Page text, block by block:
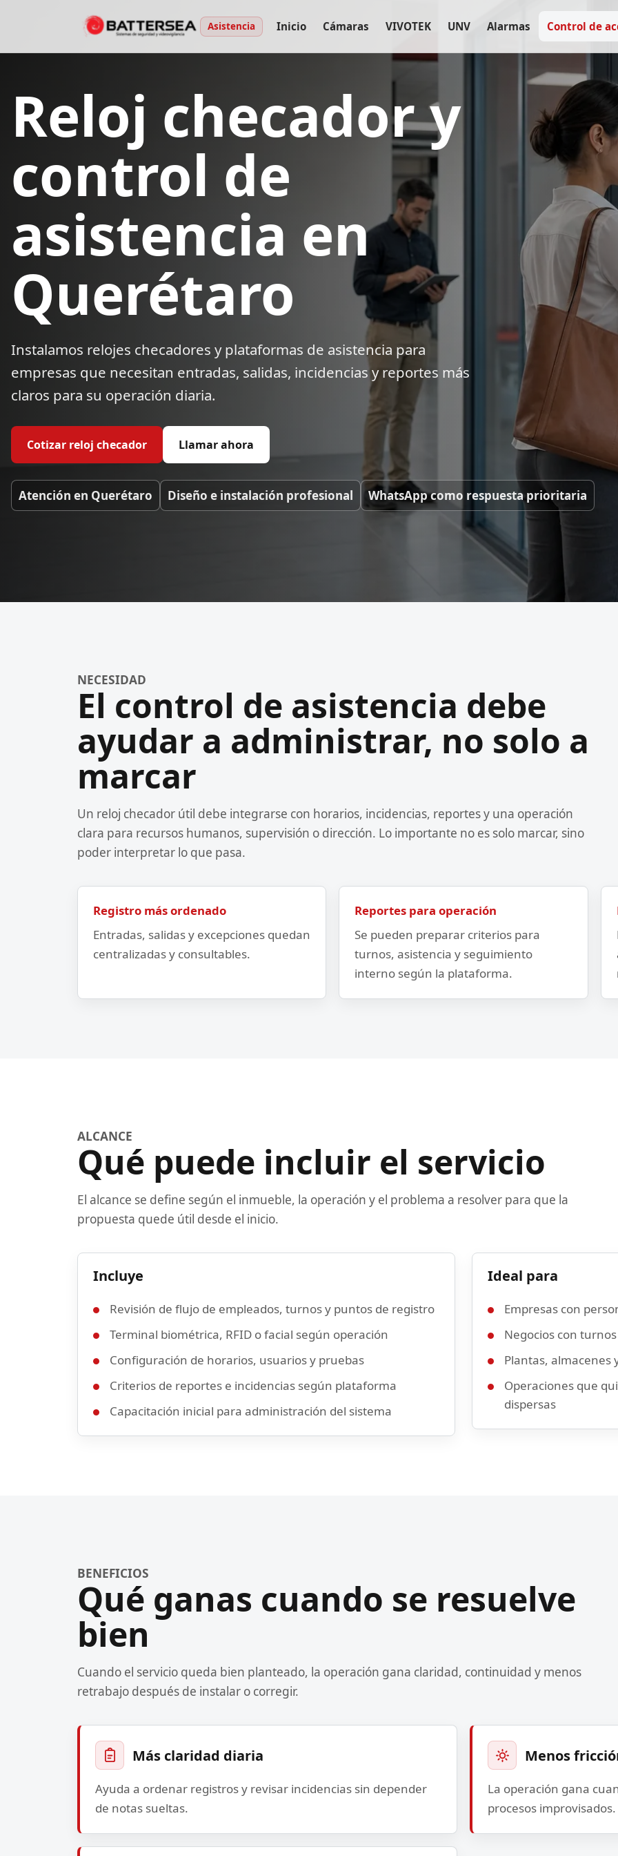
Asistencia Inicio Cámaras VIVOTEK UNV Alarmas Control de
Reloj checador y
control de
asistencia en
Querétaro
Instalamos relojes checadores y plataformas de asistencia para
empresas que necesitan entradas, salidas, incidencias y reportes más
claros para su operación diaria.
Cotizar reloj checador Llamar ahora
Atención en Querétaro Diseño e instalación profesional WhatsApp como respuesta prioritaria
NECESIDAD
El control de asistencia debe
ayudar a administrar, no solo a
marcar
Un reloj checador útil debe integrarse con horarios, incidencias, reportes y una operación
clara para recursos humanos, supervisión o dirección. Lo importante no es solo marcar, sino
poder interpretar lo que pasa.
Registro más ordenado
Entradas, salidas y excepciones quedan
centralizadas y consultables.
Reportes para operación
Se pueden preparar criterios para
turnos, asistencia y seguimiento
interno según la plataforma.
ALCANCE
Qué puede incluir el servicio
El alcance se define según el inmueble, la operación y el problema a resolver para que la
propuesta quede útil desde el inicio.
Incluye
Revisión de flujo de empleados, turnos y puntos de registro
Terminal biométrica, RFID o facial según operación
Configuración de horarios, usuarios y pruebas
Criterios de reportes e incidencias según plataforma
Capacitación inicial para administración del sistema
Ideal para
Empresas con
Negocios con
Plantas, almacenes
Operaciones que
dispersas
BENEFICIOS
Qué ganas cuando se resuelve
bien
Cuando el servicio queda bien planteado, la operación gana claridad, continuidad y menos
retrabajo después de instalar o corregir.
Más claridad diaria
Ayuda a ordenar registros y revisar incidencias sin depender
de notas sueltas.
Menos
La operación gana
procesos improvisados.